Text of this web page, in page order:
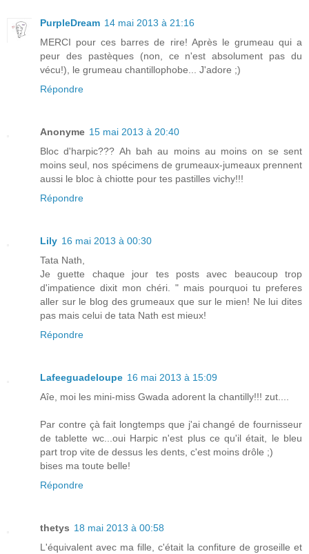
PurpleDream 14 mai 2013 à 21:16
MERCI pour ces barres de rire! Après le grumeau qui a
peur des pastèques (non, ce n'est absolument pas du
vécu!), le grumeau chantillophobe... J'adore ;)
Répondre
Anonyme 15 mai 2013 à 20:40
Bloc d'harpic??? Ah bah au moins au moins on se sent
moins seul, nos spécimens de grumeaux-jumeaux prennent
aussi le bloc à chiotte pour tes pastilles vichy!!!
Répondre
Lily 16 mai 2013 à 00:30
Tata Nath,
Je guette chaque jour tes posts avec beaucoup trop
d'impatience dixit mon chéri. " mais pourquoi tu preferes
aller sur le blog des grumeaux que sur le mien! Ne lui dites
pas mais celui de tata Nath est mieux!
Répondre
Lafeeguadeloupe 16 mai 2013 à 15:09
Aîe, moi les mini-miss Gwada adorent la chantilly!!! zut....
Par contre çà fait longtemps que j'ai changé de fournisseur
de tablette wc...oui Harpic n'est plus ce qu'il était, le bleu
part trop vite de dessus les dents, c'est moins drôle ;)
bises ma toute belle!
Répondre
thetys 18 mai 2013 à 00:58
L'équivalent avec ma fille, c'était la confiture de groseille et